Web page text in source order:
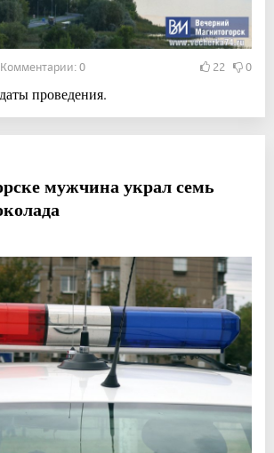
0 22 0
проведения.
мужчина украл семь